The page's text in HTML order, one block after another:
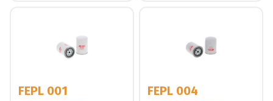
FEPL 001 FEPL 004